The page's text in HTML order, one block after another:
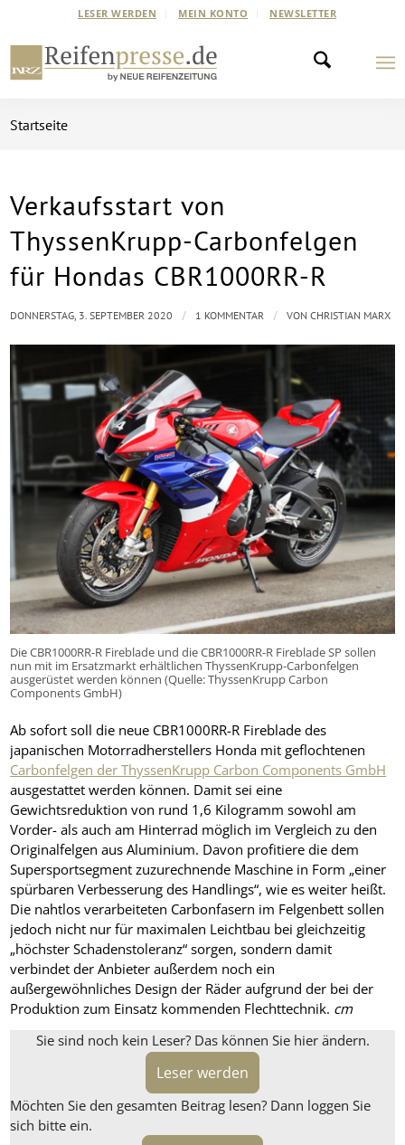
LESER WERDEN MEIN KONTO NEWSLETTER
Startseite
Verkaufsstart von
ThyssenKrupp-Carbonfelgen
für Hondas CBR1000RR-R
Die CBR1000RR-R Fireblade und die CBR1000RR-R Fireblade SP sollen
nun mit im Ersatzmarkt erhältlichen ThyssenKrupp-Carbonfelgen
ausgerüstet werden können (Quelle: ThyssenKrupp Carbon
Components GmbH)
Ab sofort soll die neue CBR1000RR-R Fireblade des
japanischen Motorradherstellers Honda mit geflochtenen
Carbonfelgen der ThyssenKrupp Carbon Components GmbH
ausgestattet werden können. Damit sei eine
Gewichtsreduktion von rund 1,6 Kilogramm sowohl am
Vorder- als auch am Hinterrad möglich im Vergleich zu den
Originalfelgen aus Aluminium. Davon profitiere die dem
Supersportsegment zuzurechnende Maschine in Form „einer
spürbaren Verbesserung des Handlings“, wie es weiter heißt.
Die nahtlos verarbeiteten Carbonfasern im Felgenbett sollen
jedoch nicht nur für maximalen Leichtbau bei gleichzeitig
„höchster Schadenstoleranz“ sorgen, sondern damit
verbindet der Anbieter außerdem noch ein
außergewöhnliches Design der Räder aufgrund der bei der
Produktion zum Einsatz kommenden Flechttechnik. cm
Sie sind noch kein Leser? Das können Sie hier ändern.
Leser werden
Möchten Sie den gesamten Beitrag lesen? Dann loggen Sie
sich bitte ein.
DONNERSTAG, 3. SEPTEMBER 2020 / 1 KOMMENTAR / VONCHRISTIAN MARX
sagt: